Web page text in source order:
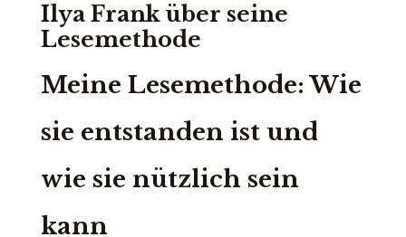
Ilya Frank über seine
Lesemethode
Meine Lesemethode: Wie
sie entstanden ist und
wie sie nützlich sein
kann